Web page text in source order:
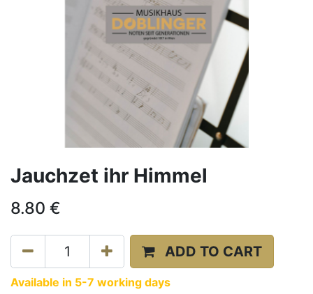
Jauchzet ihr Himmel
8.80 €
ADD TO CART
Available in 5-7 working days